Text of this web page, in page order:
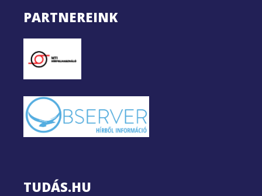
PARTNEREINK
TUDÁS.HU